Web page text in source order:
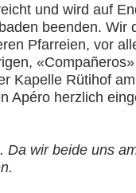
und wird auf
beenden. Wir
Pfarreien, vor
Kapelle Rütihof
Apéro herzlich
wir beide uns